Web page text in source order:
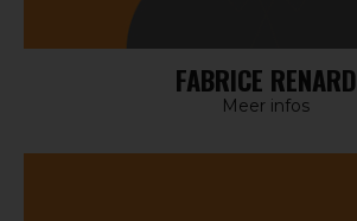
FABRICE RENARD
Meer infos